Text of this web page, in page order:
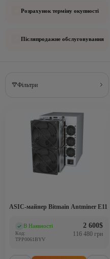
Розрахунок терміну окупності
Післяпродажне обслуговування
Фільтри
ASIC-майнер Bitmain Antminer E11
В Наявності(0)
Код:
TPP0061BYV
2 600$
116 480 грн